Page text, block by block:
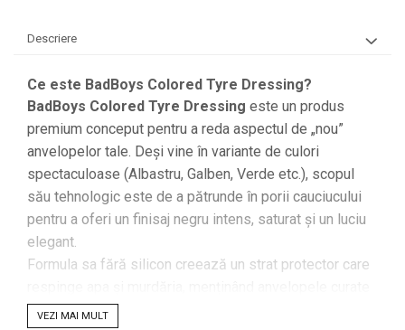
Descriere
Ce este BadBoys Colored Tyre Dressing?
BadBoys Colored Tyre Dressing este un produs
premium conceput pentru a reda aspectul de „nou”
anvelopelor tale. Deși vine în variante de culori
spectaculoase (Albastru, Galben, Verde etc.), scopul
său tehnologic este de a pătrunde în porii cauciucului
pentru a oferi un finisaj negru intens, saturat și un luciu
elegant.
Formula sa fără silicon creează un strat protector care
pentru mai mult timp și prevenind crăparea acestora
VEZI MAI MULT